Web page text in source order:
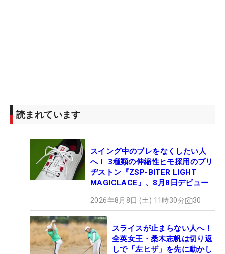
読まれています
スイング中のブレをなくしたい人
へ！ 3種類の伸縮性ヒモ採用のブリ
ヂストン『ZSP-BITER LIGHT
MAGICLACE』、8月8日デビュー
2026年8月8日 (土) 11時30分 30
スライスが止まらない人へ！
全英女王・桑木志帆は切り返
しで「左ヒザ」を先に動かし